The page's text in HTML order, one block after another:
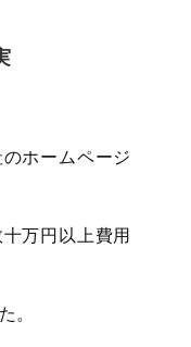
ホームページ
万円以上費用
。